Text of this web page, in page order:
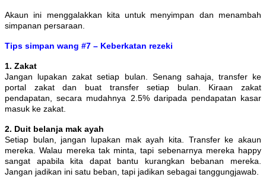
Akaun ini menggalakkan kita untuk menyimpan dan menambah
simpanan persaraan.
Tips simpan wang #7 – Keberkatan rezeki
1. Zakat
Jangan lupakan zakat setiap bulan. Senang sahaja, transfer ke
portal zakat dan buat transfer setiap bulan. Kiraan zakat
pendapatan, secara mudahnya 2.5% daripada pendapatan kasar
masuk ke zakat.
2. Duit belanja mak ayah
Setiap bulan, jangan lupakan mak ayah kita. Transfer ke akaun
mereka. Walau mereka tak minta, tapi sebenarnya mereka happy
sangat apabila kita dapat bantu kurangkan bebanan mereka.
Jangan jadikan ini satu beban, tapi jadikan sebagai tanggungjawab.